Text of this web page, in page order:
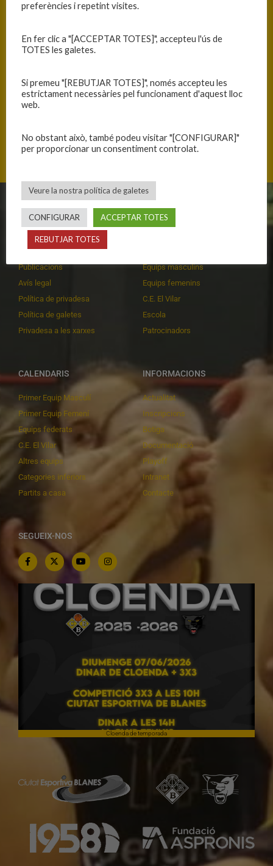
Carrer Esteve Cardelús, 08470 Sant Celoni, Catalunya
CLUB
Història
Organització
Publicacions
Avís legal
Política de privadesa
Política de galetes
Privadesa a les xarxes
EQUIPS
Equips masculins
Equips femenins
C.E. El Vilar
Escola
Patrocinadors
CALENDARIS
Primer Equip Masculí
Primer Equip Femení
Equips federats
C.E. El Vilar
Altres equips
Categories inferiors
Partits a casa
INFORMACIONS
Actualitat
Inscripcions
Botiga
Documentació
Playoff
Intranet
Contacte
SEGUEIX-NOS
Cloenda de temporada
preferències i repetint visites.
En fer clic a "[ACCEPTAR TOTES]", accepteu l'ús de
TOTES les galetes.
Si premeu "[REBUTJAR TOTES]", només accepteu les
estrictament necessàries pel funcionament d'aquest lloc
web.
No obstant això, també podeu visitar "[CONFIGURAR]"
per proporcionar un consentiment controlat.
Veure la nostra política de galetes
CONFIGURAR ACCEPTAR TOTES
REBUTJAR TOTES